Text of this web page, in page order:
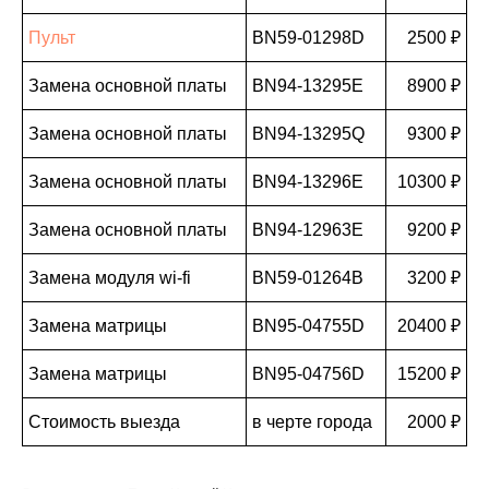
Пульт BN59-01298D 2500 ₽
Замена основной платы BN94-13295E 8900 ₽
Замена основной платы BN94-13295Q 9300 ₽
Замена основной платы BN94-13296E 10300 ₽
Замена основной платы BN94-12963E 9200 ₽
Замена модуля wi-fi BN59-01264B 3200 ₽
Замена матрицы BN95-04755D 20400 ₽
Замена матрицы BN95-04756D 15200 ₽
Стоимость выезда в черте города 2000 ₽